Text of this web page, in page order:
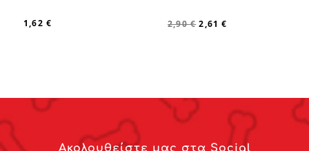
1,62 € 2,90 € 2,61 €
Ακολουθείστε μας στα Social